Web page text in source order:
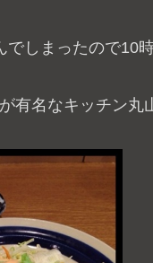
しまったので10時
有名なキッチン丸